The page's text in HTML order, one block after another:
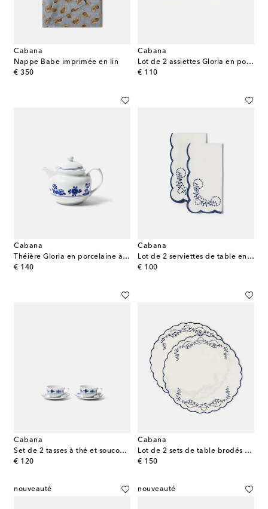
Cabana
Nappe Babe imprimée en lin
€ 350
original price
Cabana
Lot de 2 assiettes Gloria en porcelaine
€ 110
original price
Cabana
Théière Gloria en porcelaine à fleurs
€ 140
original price
Cabana
Lot de 2 serviettes de table en lin brodées
€ 100
original price
Cabana
Set de 2 tasses à thé et soucoupes Gloria en porcelaine
€ 120
original price
Cabana
Lot de 2 sets de table brodés en lin
€ 150
original price
nouveauté nouveauté